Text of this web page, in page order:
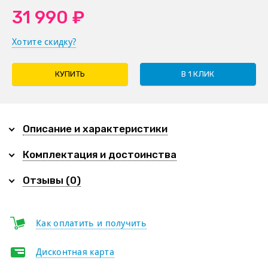
31 990 ₽
Хотите скидку?
КУПИТЬ В 1 КЛИК
Описание и характеристики
Комплектация и достоинства
Отзывы (0)
Как оплатить и получить
Дисконтная карта